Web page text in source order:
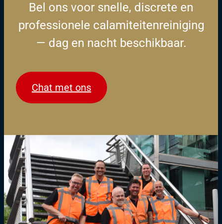
Bel ons voor snelle, discrete en
professionele calamiteitenreiniging
— dag en nacht beschikbaar.
Chat met ons